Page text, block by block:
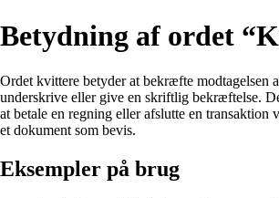
Betydning af ordet
Ordet kvittere betyder at bekræfte modtagelsen
underskrive eller give en skriftlig bekræftelse.
at betale en regning eller afslutte en transaktion
et dokument som bevis.
Eksempler på brug